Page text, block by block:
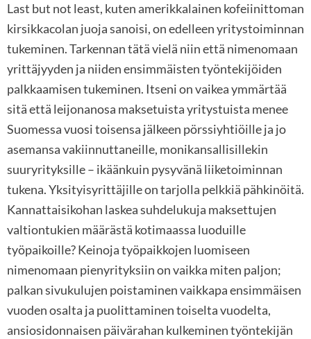
Last but not least, kuten amerikkalainen kofeiinittoman
kirsikkacolan juoja sanoisi, on edelleen yritystoiminnan
tukeminen. Tarkennan tätä vielä niin että nimenomaan
yrittäjyyden ja niiden ensimmäisten työntekijöiden
palkkaamisen tukeminen. Itseni on vaikea ymmärtää
sitä että leijonanosa maksetuista yritystuista menee
Suomessa vuosi toisensa jälkeen pörssiyhtiöille ja jo
asemansa vakiinnuttaneille, monikansallisillekin
suuryrityksille – ikäänkuin pysyvänä liiketoiminnan
tukena. Yksityisyrittäjille on tarjolla pelkkiä pähkinöitä.
Kannattaisikohan laskea suhdelukuja maksettujen
valtiontukien määrästä kotimaassa luoduille
työpaikoille? Keinoja työpaikkojen luomiseen
nimenomaan pienyrityksiin on vaikka miten paljon;
palkan sivukulujen poistaminen vaikkapa ensimmäisen
vuoden osalta ja puolittaminen toiselta vuodelta,
ansiosidonnaisen päivärahan kulkeminen työntekijän